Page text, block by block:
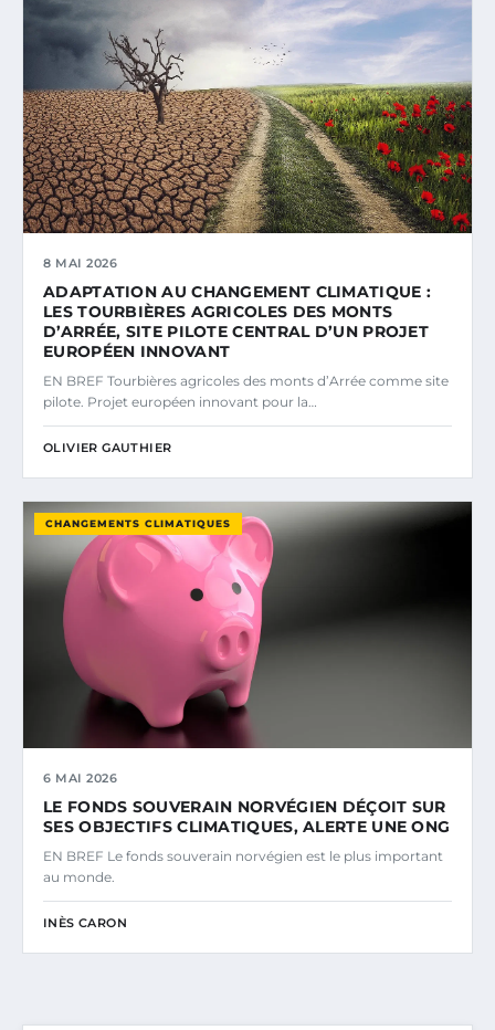
8 MAI 2026
ADAPTATION AU CHANGEMENT CLIMATIQUE :
LES TOURBIÈRES AGRICOLES DES MONTS
D’ARRÉE, SITE PILOTE CENTRAL D’UN PROJET
EUROPÉEN INNOVANT
EN BREF Tourbières agricoles des monts d’Arrée comme site
pilote. Projet européen innovant pour la…
OLIVIER GAUTHIER
CHANGEMENTS CLIMATIQUES
6 MAI 2026
LE FONDS SOUVERAIN NORVÉGIEN DÉÇOIT SUR
SES OBJECTIFS CLIMATIQUES, ALERTE UNE ONG
EN BREF Le fonds souverain norvégien est le plus important
au monde.
INÈS CARON